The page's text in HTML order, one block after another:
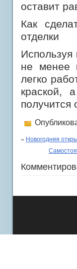
оставит
Как
отделки
не менее
легко
краской,
получится
« Новогодняя